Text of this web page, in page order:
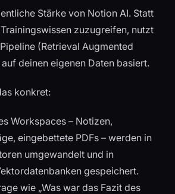
Stärke von Notion AI. Statt
zuzugreifen, nutzt
(Retrieval Augmented
deinen eigenen Daten basiert.
konkret:
Workspaces – Notizen,
eingebettete PDFs – werden in
umgewandelt und in
gespeichert.
wie „Was war das Fazit des